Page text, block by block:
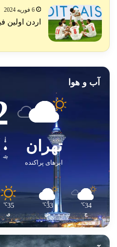
6 فوریه 2024
اردن اولین
آب و هوا
تهران
ابرهای پراکنده
34
℃
ج
33
℃
ش
35
℃
ی